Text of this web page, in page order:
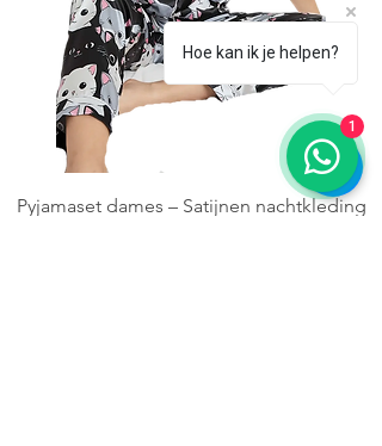
Pyjamaset dames – Satijnen nachtkleding
Hoe kan ik je helpen?
1